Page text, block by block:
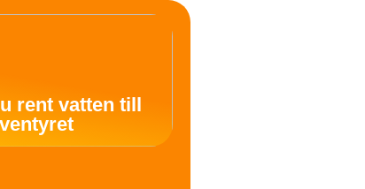
rent vatten till